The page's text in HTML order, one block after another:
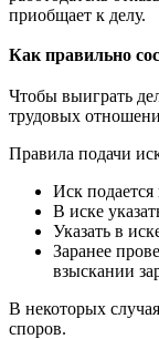
приобщает к делу.
Как правильно
Чтобы выиграть
трудовых
Правила подачи
Иск
В иске
Указать в
Заранее
взыскании
В некоторых
споров.